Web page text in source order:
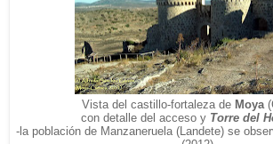
Vista del castillo-fortaleza de Moya
con detalle del acceso y Torre del
-la población de Manzaneruela (Landete) se